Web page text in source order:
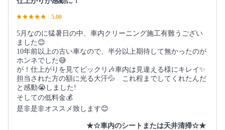
5.00
5月なのに猛暑日の中、車内クリーニング施工有難うござい
ました😊
10年前以上の古い車なので、半分以上期待して無かったのが
ホンネでした😅
が！仕上がりを見てビックリ🎶車内は見違える様にキレイ✨
担当された方の額に光る大汗💦 これ程までしてくれたんだ
と感動😭しました!
そしての低料金💰️
是非是非オススメ致します😊
★☆車内のシートまたは天井清掃☆★